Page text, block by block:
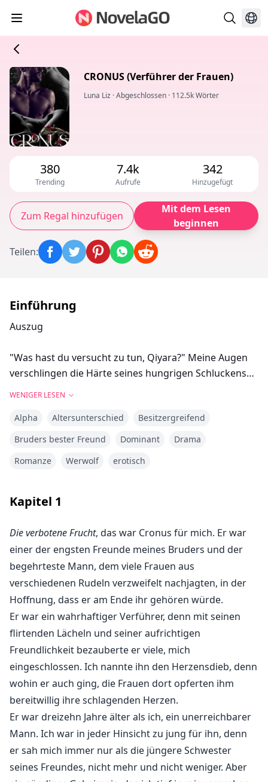
CRONUS (Verführer der Frauen)
Luna Liz ·Abgeschlossen · 112.5k Wörter
380
Trending
7.4k
Aufrufe
342
Hinzugefügt
Zum Regal hinzufügen
Mit dem Lesen
beginnen
Teilen:
Einführung
Auszug
"Was hast du versucht zu tun, Qiyara?" Meine Augen
verschlingen die Härte seines hungrigen Schluckens
umschließt, finde ich unermesslich unwiderstehlich.
atemloses Lügen, das ich ausspucke, während ich
seine volle Unterlippe streicht. Ich sehne mich danach,
zu kosten, was er zu bieten hat.
Meine üppigen Brüste heben sich schmerzlich, um
seine sündige Haut zu streicheln, seine Augen
entflammen bei meinen Worten, denn er weiß, dass
ich keine Wahrheit spreche. Dann werde ich gerne
eine Sünderin sein, seine Sünderin.
"Wenn du versucht hast, mich eifersüchtig zu machen,
damit ich die Kontrolle verliere und dich verschlinge,
dann liegst du falsch. Ich habe gelernt, ein Meister der
Kontrolle zu sein, seit ich ein kleiner Junge war. Teste
mich nicht." Er versteht nicht, wie verzweifelt ich
danach bin, dass er sich roh und tief in mich stößt.
"Du wirst mich nicht berühren." Ich bewege mich
schnell vorwärts, um den Nacken seines Halses mit
Verführung zu kosten. Meine Hand gleitet über sein
WENIGER LESEN
Alpha Altersunterschied
Besitzergreifend
Bruders bester Freund
Dominant
Drama
Romanze
Werwolf erotisch
Kapitel 1
Die verbotene Frucht, das war Cronus für mich. Er war
einer der engsten Freunde meines Bruders und der
begehrteste Mann, dem viele Frauen aus
verschiedenen Rudeln verzweifelt nachjagten, in der
Hoffnung, dass er am Ende ihr gehören würde.
Er war ein wahrhaftiger Verführer, denn mit seinen
flirtenden Lächeln und seiner aufrichtigen
Freundlichkeit bezauberte er viele, mich
eingeschlossen. Ich nannte ihn den Herzensdieb, denn
wohin er auch ging, die Frauen dort opferten ihm
bereitwillig ihre schlagenden Herzen.
Er war dreizehn Jahre älter als ich, ein unerreichbarer
Mann. Ich war in jeder Hinsicht zu jung für ihn, denn
er sah mich immer nur als die jüngere Schwester
seines Freundes, nicht mehr und nicht weniger. Aber